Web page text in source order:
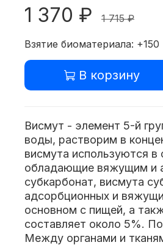
1 370 ₽ 1 715 ₽
Взятие биоматериала:
В корзину
Висмут - элемент 5-й
воды, растворим в
висмута используются в
обладающие вяжущим и
субкарбонат, висмута
адсорбционных и
основном с пищей, а
составляет около 5%.
Между органами и